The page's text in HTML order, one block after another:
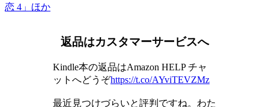
恋 4」ほか
返品はカスタマーサービスへ
Kindle本の返品はAmazon HELP チャ
ットへどうぞhttps://t.co/AYviTEVZMz
最近見つけづらいと評判ですね。わた